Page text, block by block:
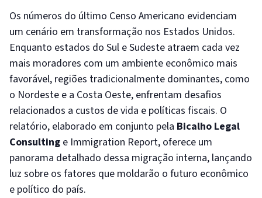
Os números do último Censo Americano evidenciam
um cenário em transformação nos Estados Unidos.
Enquanto estados do Sul e Sudeste atraem cada vez
mais moradores com um ambiente econômico mais
favorável, regiões tradicionalmente dominantes, como
o Nordeste e a Costa Oeste, enfrentam desafios
relacionados a custos de vida e políticas fiscais. O
relatório, elaborado em conjunto pela Bicalho Legal
Consulting e Immigration Report, oferece um
panorama detalhado dessa migração interna, lançando
luz sobre os fatores que moldarão o futuro econômico
e político do país.